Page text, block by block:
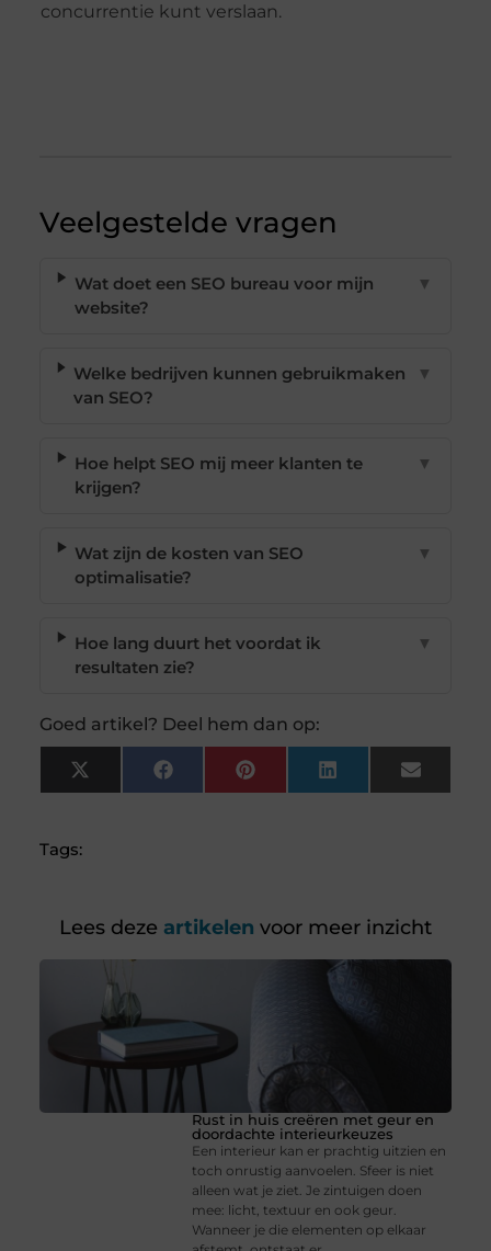
concurrentie kunt verslaan.
Veelgestelde vragen
Wat doet een SEO bureau voor mijn
website?
▼
Welke bedrijven kunnen gebruikmaken
van SEO?
▼
Hoe helpt SEO mij meer klanten te
krijgen?
▼
Wat zijn de kosten van SEO
optimalisatie?
▼
Hoe lang duurt het voordat ik
resultaten zie?
▼
Goed artikel? Deel hem dan op:
X
(Twitter)
FacebookPinterest LinkedIn Email
Tags:
Lees deze artikelen voor meer inzicht
Rust in huis creëren met geur en
doordachte interieurkeuzes
Een interieur kan er prachtig uitzien en
toch onrustig aanvoelen. Sfeer is niet
alleen wat je ziet. Je zintuigen doen
mee: licht, textuur en ook geur.
Wanneer je die elementen op elkaar